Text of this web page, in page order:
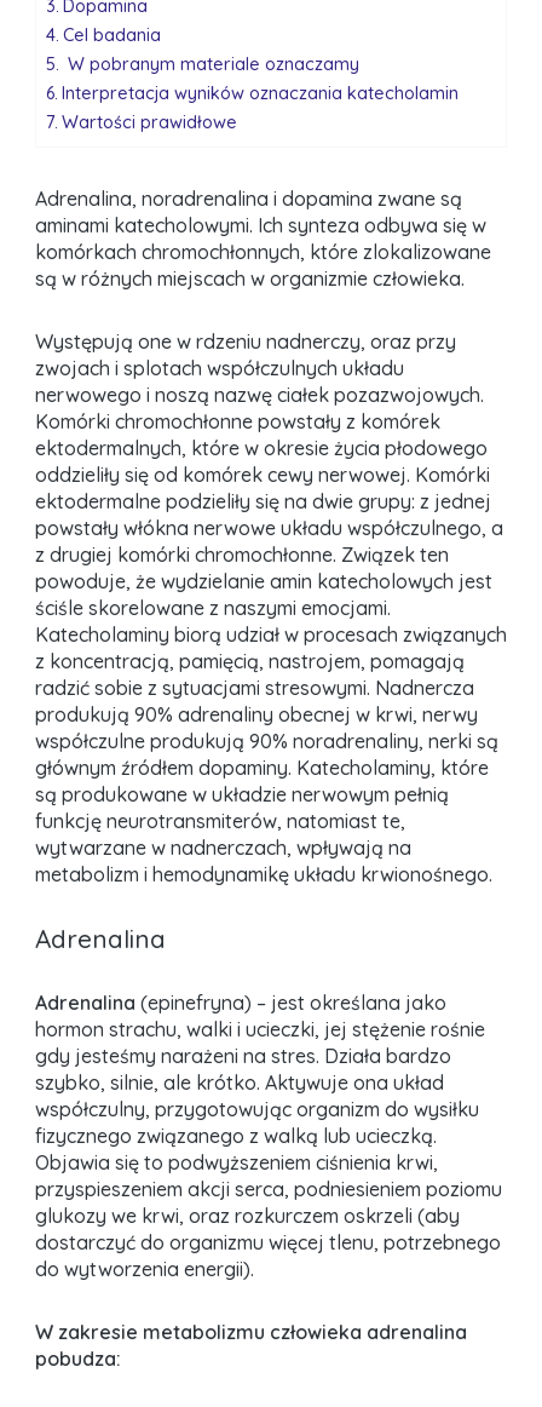
Dopamina
Cel badania
W pobranym materiale oznaczamy
Interpretacja wyników oznaczania katecholamin
Wartości prawidłowe
Adrenalina, noradrenalina i dopamina zwane są
aminami katecholowymi. Ich synteza odbywa się w
komórkach chromochłonnych, które zlokalizowane
są w różnych miejscach w organizmie człowieka.
Występują one w rdzeniu nadnerczy, oraz przy
zwojach i splotach współczulnych układu
nerwowego i noszą nazwę ciałek pozazwojowych.
Komórki chromochłonne powstały z komórek
ektodermalnych, które w okresie życia płodowego
oddzieliły się od komórek cewy nerwowej. Komórki
ektodermalne podzieliły się na dwie grupy: z jednej
powstały włókna nerwowe układu współczulnego, a
z drugiej komórki chromochłonne. Związek ten
powoduje, że wydzielanie amin katecholowych jest
ściśle skorelowane z naszymi emocjami.
Katecholaminy biorą udział w procesach związanych
z koncentracją, pamięcią, nastrojem, pomagają
radzić sobie z sytuacjami stresowymi. Nadnercza
produkują 90% adrenaliny obecnej w krwi, nerwy
współczulne produkują 90% noradrenaliny, nerki są
głównym źródłem dopaminy. Katecholaminy, które
są produkowane w układzie nerwowym pełnią
funkcję neurotransmiterów, natomiast te,
wytwarzane w nadnerczach, wpływają na
metabolizm i hemodynamikę układu krwionośnego.
Adrenalina
Adrenalina (epinefryna) – jest określana jako
hormon strachu, walki i ucieczki, jej stężenie rośnie
gdy jesteśmy narażeni na stres. Działa bardzo
szybko, silnie, ale krótko. Aktywuje ona układ
współczulny, przygotowując organizm do wysiłku
fizycznego związanego z walką lub ucieczką.
Objawia się to podwyższeniem ciśnienia krwi,
przyspieszeniem akcji serca, podniesieniem poziomu
glukozy we krwi, oraz rozkurczem oskrzeli (aby
dostarczyć do organizmu więcej tlenu, potrzebnego
do wytworzenia energii).
W zakresie metabolizmu człowieka adrenalina
pobudza: